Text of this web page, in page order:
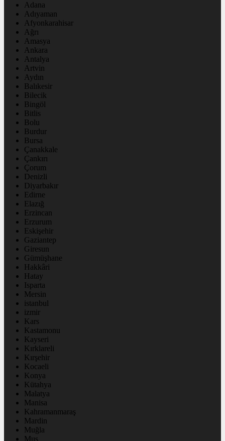
Adana
Adıyaman
Afyonkarahisar
Ağrı
Amasya
Ankara
Antalya
Artvin
Aydın
Balıkesir
Bilecik
Bingöl
Bitlis
Bolu
Burdur
Bursa
Çanakkale
Çankırı
Çorum
Denizli
Diyarbakır
Edirne
Elazığ
Erzincan
Erzurum
Eskişehir
Gaziantep
Giresun
Gümüşhane
Hakkâri
Hatay
Isparta
Mersin
istanbul
izmir
Kars
Kastamonu
Kayseri
Kırklareli
Kırşehir
Kocaeli
Konya
Kütahya
Malatya
Manisa
Kahramanmaraş
Mardin
Muğla
Muş